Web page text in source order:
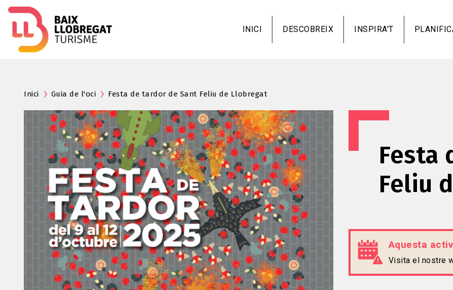
al
contingut
INICI DESCOBREIX INSPIRA'T
Inici Guia de l'oci Festa de tardor de Sant Feliu de Llobregat
Festa
Feliu
Aquesta
Visita el nostre